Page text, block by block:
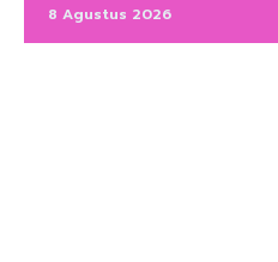
8 Agustus 2026